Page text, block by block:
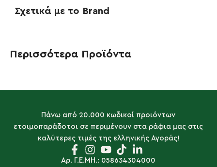
Σχετικά με το Brand
Περισσότερα Προϊόντα
Πάνω από 20.000 κωδικοί προιόντων
ετοιμοπαράδοτοι σε περιμένουν στα ράφια μας στις
καλύτερες τιμές της ελληνικής Αγοράς!
Αρ. Γ.Ε.ΜΗ.: 058634304000